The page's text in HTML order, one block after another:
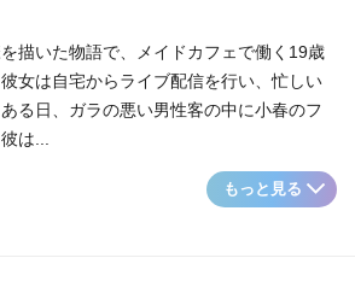
描いた物語で、メイドカフェで働く19歳
女は自宅からライブ配信を行い、忙しい
る日、ガラの悪い男性客の中に小春のフ
は...
もっと見る